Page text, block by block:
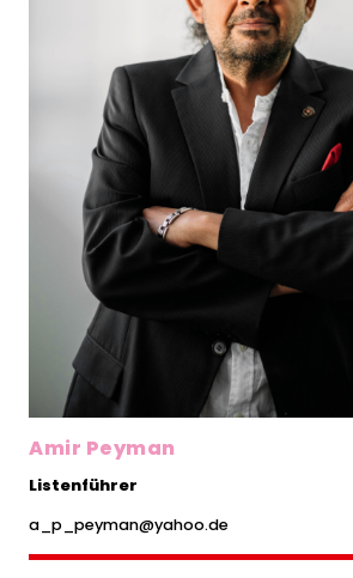
Amir Peyman
Listenführer
a_p_peyman@yahoo.de